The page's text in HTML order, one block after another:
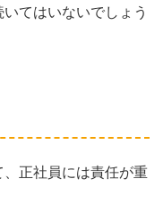
てはいないでしょう
正社員には責任が重